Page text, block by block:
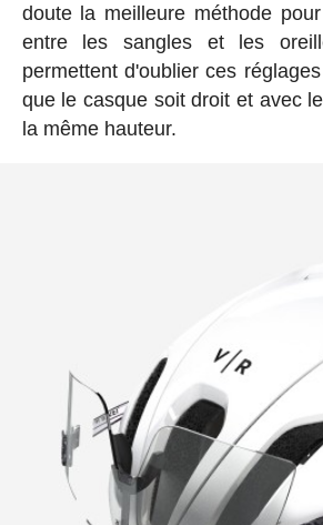
doute la meilleure méthode
entre les sangles et les
permettent d'oublier ces
que le casque soit droit et avec
la même hauteur.